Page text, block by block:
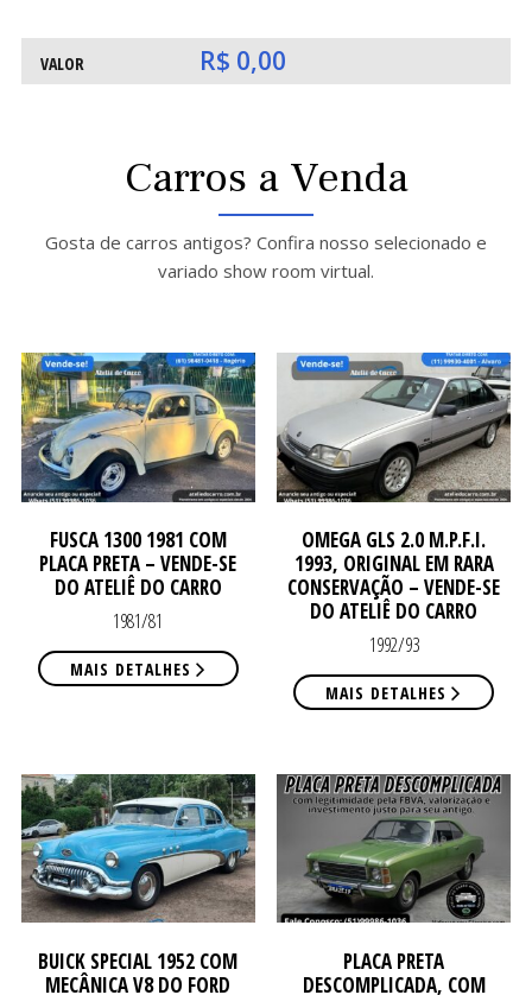
VALOR R$ 0,00
Carros a Venda
Gosta de carros antigos? Confira nosso selecionado e
variado show room virtual.
FUSCA 1300 1981 COM
PLACA PRETA – VENDE-SE
DO ATELIÊ DO CARRO
1981/81
MAIS DETALHES
OMEGA GLS 2.0 M.P.F.I.
1993, ORIGINAL EM RARA
CONSERVAÇÃO – VENDE-SE
DO ATELIÊ DO CARRO
1992/93
MAIS DETALHES
BUICK SPECIAL 1952 COM
MECÂNICA V8 DO FORD
PLACA PRETA
DESCOMPLICADA, COM